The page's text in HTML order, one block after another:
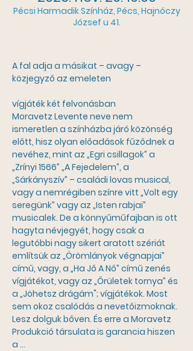
Pécsi Harmadik Színház, Pécs, Hajnóczy
József u 41.
A fal adja a másikat – avagy –
közjegyző az emeleten
vígjáték két felvonásban
Moravetz Levente neve nem
ismeretlen a színházba járó közönség
előtt, hisz olyan előadások fűződnek a
nevéhez, mint az „Egri csillagok” a
„Zrínyi 1566” „A Fejedelem”, a
„Sárkányszív” – családi lovas musical,
vagy a nemrégiben színre vitt „Volt egy
seregünk” vagy az „Isten rabjai”
musicalek. De a könnyűműfajban is ott
hagyta névjegyét, hogy csak a
legutóbbi nagy sikert aratott szériát
említsük az „Örömlányok végnapjai”
című, vagy, a „Ha Jő A Nő” című zenés
vígjátékot, vagy az „Őrületek tornya” és
a „Jöhetsz drágám"; vígjátékok. Most
sem okoz csalódás a nevetőizmoknak.
Lesz dolguk bőven. És erre a Moravetz
Produkció társulata is garancia hiszen
a …